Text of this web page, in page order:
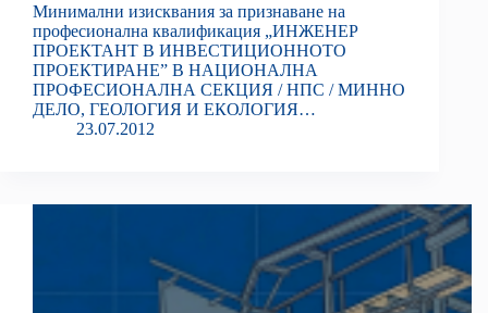
Минимални изисквания за признаване на
професионална квалификация „ИНЖЕНЕР
ПРОЕКТАНТ В ИНВЕСТИЦИОННОТО
ПРОЕКТИРАНЕ” В НАЦИОНАЛНА
ПРОФЕСИОНАЛНА СЕКЦИЯ / НПС / МИННО
ДЕЛО, ГЕОЛОГИЯ И ЕКОЛОГИЯ…
23.07.2012